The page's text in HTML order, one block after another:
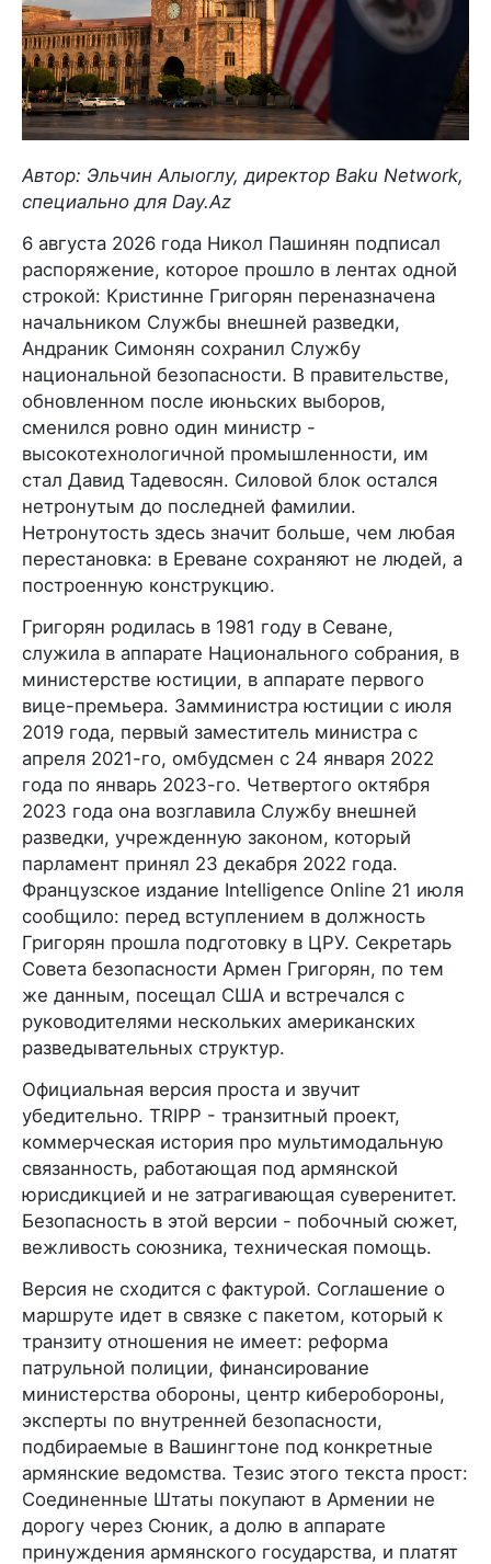
Автор: Эльчин Алыоглу, директор Baku Network,
специально для Day.Az
6 августа 2026 года Никол Пашинян подписал
распоряжение, которое прошло в лентах одной
строкой: Кристинне Григорян переназначена
начальником Службы внешней разведки,
Андраник Симонян сохранил Службу
национальной безопасности. В правительстве,
обновленном после июньских выборов,
сменился ровно один министр -
высокотехнологичной промышленности, им
стал Давид Тадевосян. Силовой блок остался
нетронутым до последней фамилии.
Нетронутость здесь значит больше, чем любая
перестановка: в Ереване сохраняют не людей, а
построенную конструкцию.
Григорян родилась в 1981 году в Севане,
служила в аппарате Национального собрания, в
министерстве юстиции, в аппарате первого
вице-премьера. Замминистра юстиции с июля
2019 года, первый заместитель министра с
апреля 2021-го, омбудсмен с 24 января 2022
года по январь 2023-го. Четвертого октября
2023 года она возглавила Службу внешней
разведки, учрежденную законом, который
парламент принял 23 декабря 2022 года.
Французское издание Intelligence Online 21 июля
сообщило: перед вступлением в должность
Григорян прошла подготовку в ЦРУ. Секретарь
Совета безопасности Армен Григорян, по тем
же данным, посещал США и встречался с
руководителями нескольких американских
разведывательных структур.
Официальная версия проста и звучит
убедительно. TRIPP - транзитный проект,
коммерческая история про мультимодальную
связанность, работающая под армянской
юрисдикцией и не затрагивающая суверенитет.
Безопасность в этой версии - побочный сюжет,
вежливость союзника, техническая помощь.
Версия не сходится с фактурой. Соглашение о
маршруте идет в связке с пакетом, который к
транзиту отношения не имеет: реформа
патрульной полиции, финансирование
министерства обороны, центр киберобороны,
эксперты по внутренней безопасности,
подбираемые в Вашингтоне под конкретные
армянские ведомства. Тезис этого текста прост:
Соединенные Штаты покупают в Армении не
дорогу через Сюник, а долю в аппарате
принуждения армянского государства, и платят